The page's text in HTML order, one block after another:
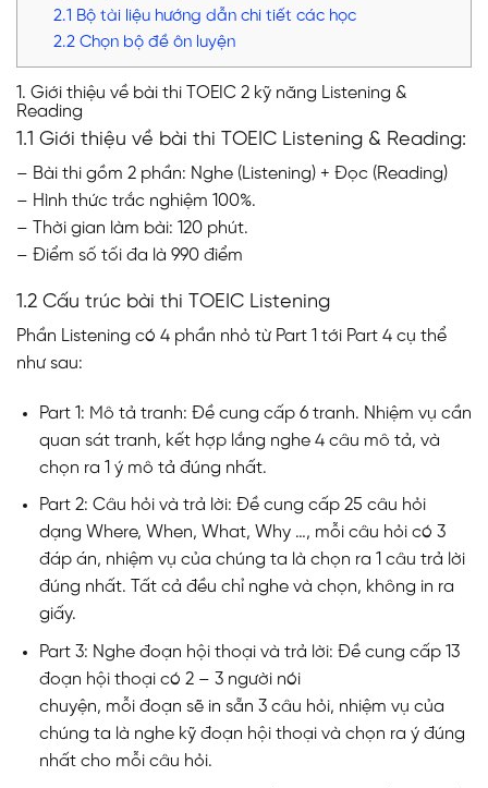
2.1 Bộ tài liệu hướng dẫn chi tiết các học
2.2 Chọn bộ đề ôn luyện
1. Giới thiệu về bài thi TOEIC 2 kỹ năng Listening &
Reading
1.1 Giới thiệu về bài thi TOEIC Listening & Reading:
– Bài thi gồm 2 phần: Nghe (Listening) + Đọc (Reading)
– Hình thức trắc nghiệm 100%.
– Thời gian làm bài: 120 phút.
– Điểm số tối đa là 990 điểm
1.2 Cấu trúc bài thi TOEIC Listening
Phần Listening có 4 phần nhỏ từ Part 1 tới Part 4 cụ thể
như sau:
Part 1: Mô tả tranh: Đề cung cấp 6 tranh. Nhiệm vụ cần
quan sát tranh, kết hợp lắng nghe 4 câu mô tả, và
chọn ra 1 ý mô tả đúng nhất.
Part 2: Câu hỏi và trả lời: Đề cung cấp 25 câu hỏi
dạng Where, When, What, Why …, mỗi câu hỏi có 3
đáp án, nhiệm vụ của chúng ta là chọn ra 1 câu trả lời
đúng nhất. Tất cả đều chỉ nghe và chọn, không in ra
giấy.
Part 3: Nghe đoạn hội thoại và trả lời: Đề cung cấp 13
đoạn hội thoại có 2 – 3 người nói
chuyện, mỗi đoạn sẽ in sẵn 3 câu hỏi, nhiệm vụ của
chúng ta là nghe kỹ đoạn hội thoại và chọn ra ý đúng
nhất cho mỗi câu hỏi.